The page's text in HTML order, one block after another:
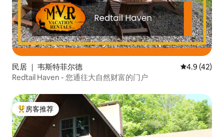
民居 ｜ 韦斯特菲尔德 平均评分
4.9 (42)
Redtail Haven - 您通往大自然财富的门户
热门「房客推荐」
房客推荐